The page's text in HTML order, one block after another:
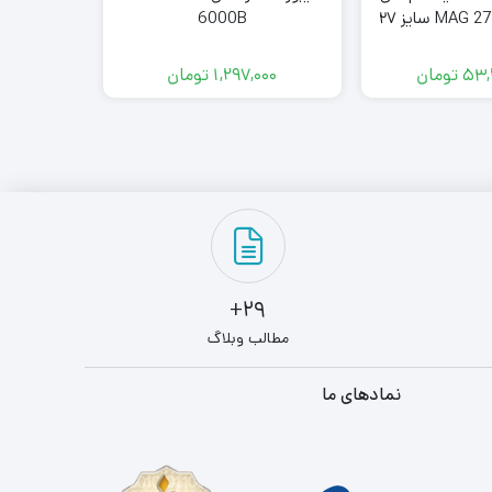
آی MAG 275CQF E18 سایز ۲۷
تومان
6000B
1,297,000 تومان
29+
مطالب وبلاگ
نمادهای ما